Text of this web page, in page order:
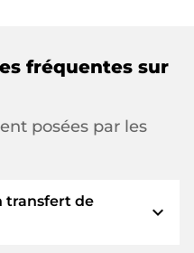
fréquentes sur
posées par les
transfert de
expand_more